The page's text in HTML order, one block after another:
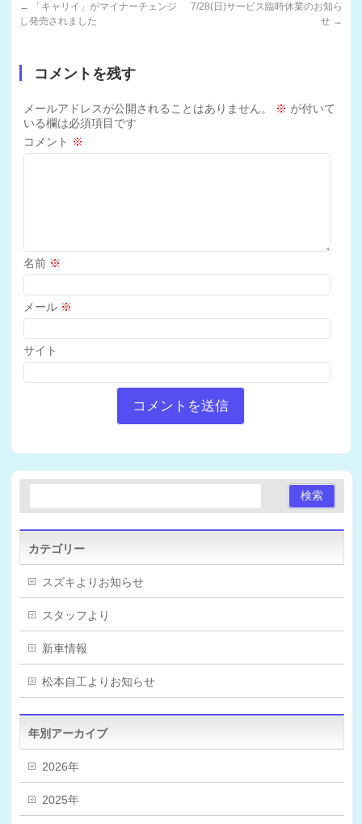
←
「キャリイ」がマイナーチェンジ
し発売されました
7/28(日)サービス臨時休業のお知ら
せ →
コメントを残す
メールアドレスが公開されることはありません。 ※ が付いて
いる欄は必須項目です
コメント ※
名前 ※
メール ※
サイト
カテゴリー
スズキよりお知らせ
スタッフより
新車情報
松本自工よりお知らせ
年別アーカイブ
2026年
2025年